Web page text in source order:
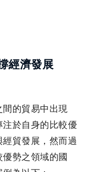
經濟發展
的貿易中出現
於自身的比較優
貿發展，然而過
勢之領域的國